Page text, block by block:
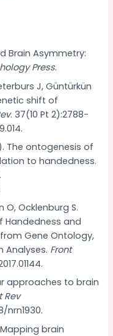
Brain Asymmetry:
Press.
J, Güntürkün
shift of
. 37(10 Pt 2):2788-
The ontogenesis of
to handedness.
O, Ocklenburg S.
Handedness and
Gene Ontology,
Analyses. Front
approaches to brain
Rev
nrn1930.
brain